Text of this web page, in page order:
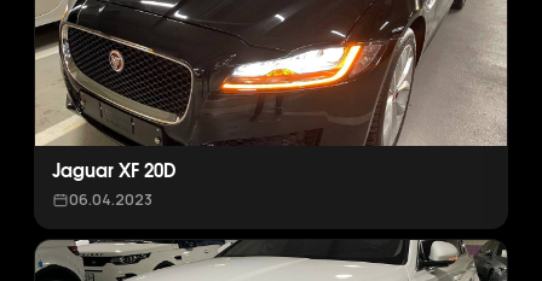
Jaguar XF 20D
06.04.2023